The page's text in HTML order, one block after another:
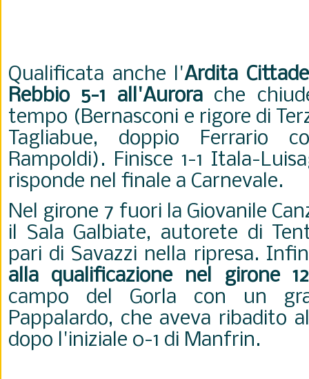
Qualificata anche l'Ardita
Rebbio 5-1 all'Aurorache
tempo (Bernasconi e rigore di
Tagliabue, doppio Ferrario
Rampoldi). Finisce 1-1 Itala-
risponde nel finale a Carnevale.
Nel girone 7 fuori la Giovanile
il Sala Galbiate, autorete di
pari di Savazzi nella ripresa.
alla qualificazione nel girone
campo del Gorla con un
Pappalardo, che aveva ribadito
dopo l'iniziale 0-1 di Manfrin.